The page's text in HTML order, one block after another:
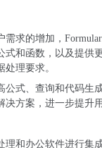
需求的增加，
式和函数，以及提供
理要求。
公式、查询和代码生
方案，进一步提升
理和办公软件进行集